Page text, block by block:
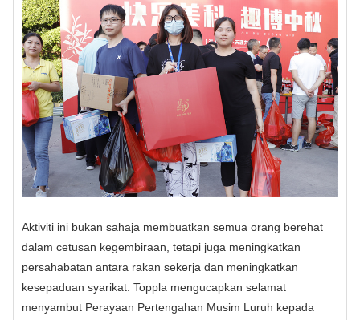
Aktiviti ini bukan sahaja membuatkan semua orang berehat
dalam cetusan kegembiraan, tetapi juga meningkatkan
persahabatan antara rakan sekerja dan meningkatkan
kesepaduan syarikat. Toppla mengucapkan selamat
menyambut Perayaan Pertengahan Musim Luruh kepada